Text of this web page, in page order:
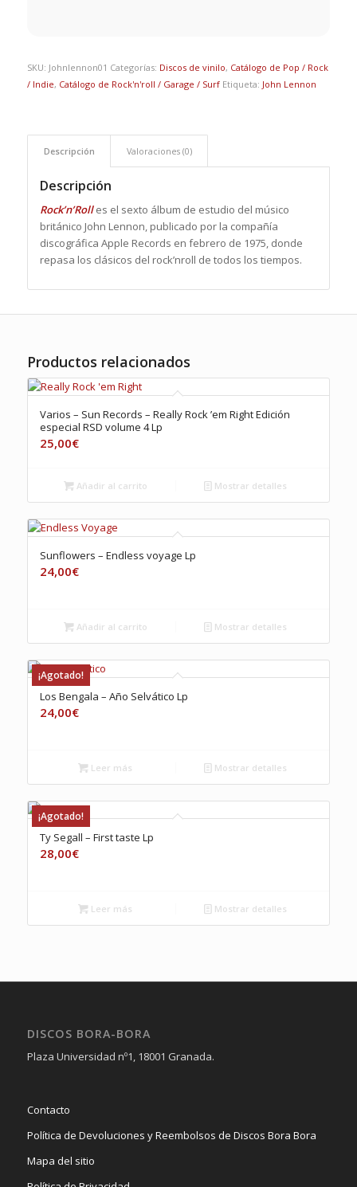
SKU: Johnlennon01 Categorías: Discos de vinilo, Catálogo de Pop / Rock
/ Indie, Catálogo de Rock'n'roll / Garage / Surf Etiqueta: John Lennon
Descripción Valoraciones (0)
Descripción
Rock’n’Roll es el sexto álbum de estudio del músico
británico John Lennon, publicado por la compañía
discográfica Apple Records en febrero de 1975, donde
repasa los clásicos del rock’nroll de todos los tiempos.
Productos relacionados
Varios – Sun Records – Really Rock ’em Right Edición
especial RSD volume 4 Lp
25,00€
Añadir al carrito Mostrar detalles
Sunflowers – Endless voyage Lp
24,00€
Añadir al carrito Mostrar detalles
¡Agotado!
Los Bengala – Año Selvático Lp
24,00€
Leer más Mostrar detalles
¡Agotado!
Ty Segall – First taste Lp
28,00€
Leer más Mostrar detalles
DISCOS BORA-BORA
Plaza Universidad nº1, 18001 Granada.
Contacto
Política de Devoluciones y Reembolsos de Discos Bora Bora
Mapa del sitio